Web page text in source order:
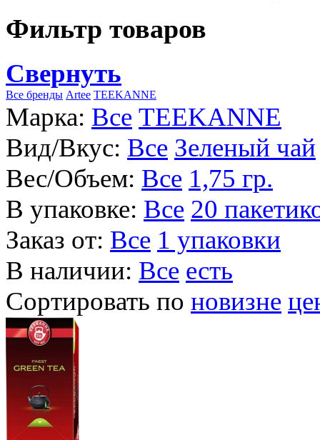
Фильтр товаров
Свернуть
Все бренды Artee TEEKANNE
Марка: Все TEEKANNE
Вид/Вкус: Все Зеленый чай
Вес/Объем: Все 1,75 гр.
В упаковке: Все 20
Заказ от: Все 1 упаковки
В наличии: Все есть
Сортировать по новизне